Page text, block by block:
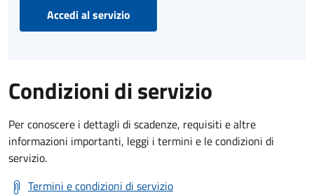
Accedi al servizio
Condizioni di servizio
Per conoscere i dettagli di scadenze, requisiti e altre
informazioni importanti, leggi i termini e le condizioni di
servizio.
Termini e condizioni di servizio